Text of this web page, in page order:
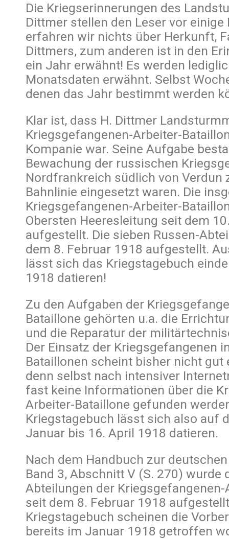
Die Kriegserinnerungen des
Dittmer stellen den Leser vor einige
erfahren wir nichts über Herkunft,
Dittmers, zum anderen ist in den
ein Jahr erwähnt! Es werden
Monatsdaten erwähnt. Selbst
denen das Jahr bestimmt werden
Klar ist, dass H. Dittmer
Kriegsgefangenen-Arbeiter-
Kompanie war. Seine Aufgabe
Bewachung der russischen
Nordfrankreich südlich von Verdun
Bahnlinie eingesetzt waren. Die
Kriegsgefangenen-Arbeiter-
Obersten Heeresleitung seit dem
aufgestellt. Die sieben Russen-
dem 8. Februar 1918 aufgestellt.
lässt sich das Kriegstagebuch
1918 datieren!
Zu den Aufgaben der
Bataillone gehörten u.a. die
und die Reparatur der
Der Einsatz der Kriegsgefangenen
Bataillonen scheint bisher nicht
denn selbst nach intensiver
fast keine Informationen über die
Arbeiter-Bataillone gefunden
Kriegstagebuch lässt sich also auf
Januar bis 16. April 1918 datieren.
Nach dem Handbuch zur
Band 3, Abschnitt V (S. 270) wurde
Abteilungen der
seit dem 8. Februar 1918
Kriegstagebuch scheinen die
bereits im Januar 1918 getroffen